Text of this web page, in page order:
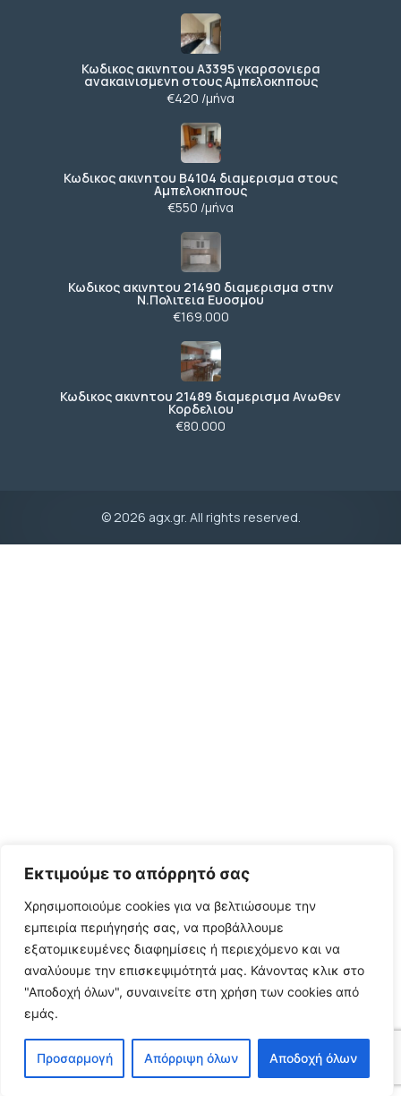
Εκτιμούμε το απόρρητό σας
Χρησιμοποιούμε cookies για να βελτιώσουμε την
εμπειρία περιήγησής σας, να προβάλλουμε
εξατομικευμένες διαφημίσεις ή περιεχόμενο και να
αναλύουμε την επισκεψιμότητά μας. Κάνοντας κλικ στο
"Αποδοχή όλων", συναινείτε στη χρήση των cookies από
εμάς.
Προσαρμογή Απόρριψη όλων Αποδοχή όλων
Κωδικος ακινητου Α3395 γκαρσονιερα
ανακαινισμενη στους Αμπελοκηπους
€420 /μήνα
Κωδικος ακινητου Β4104 διαμερισμα στους
Αμπελοκηπους
€550 /μήνα
Κωδικος ακινητου 21490 διαμερισμα στην
Ν.Πολιτεια Ευοσμου
€169.000
Κωδικος ακινητου 21489 διαμερισμα Ανωθεν
Κορδελιου
€80.000
© 2026 agx.gr. All rights reserved.